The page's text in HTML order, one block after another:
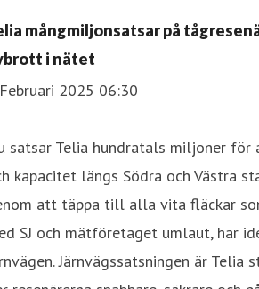
mångmiljonsatsar på
i nätet
2025 06:30
satsar Telia hundratals miljoner
kapacitet längs Södra och Västra
att täppa till alla vita fläckar
SJ och mätföretaget umlaut, har
Järnvägssatsningen är Telia